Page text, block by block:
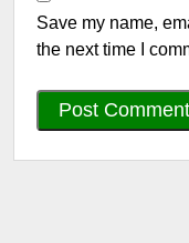
Save my name,
the next time I